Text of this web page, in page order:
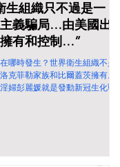
生組織只不過是一
義騙局…由美國出
有和控制…”
哪時發生？世界衛生組織不是
克菲勒家族和比爾蓋茨擁有。
婦彭麗媛就是發動新冠生化戰